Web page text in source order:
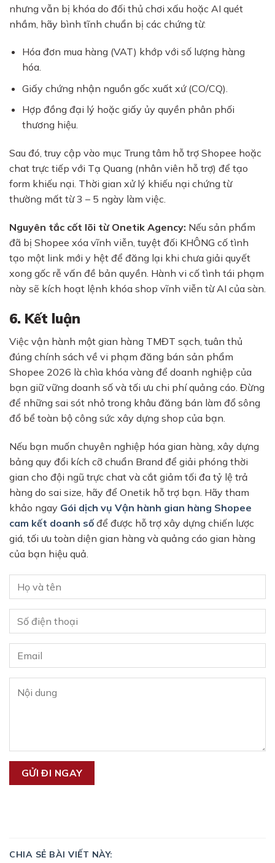
nhưng vẫn bị khóa do đối thủ chơi xấu hoặc AI quét
nhầm, hãy bình tĩnh chuẩn bị các chứng từ:
Hóa đơn mua hàng (VAT) khớp với số lượng hàng
hóa.
Giấy chứng nhận nguồn gốc xuất xứ (CO/CQ).
Hợp đồng đại lý hoặc giấy ủy quyền phân phối
thương hiệu.
Sau đó, truy cập vào mục Trung tâm hỗ trợ Shopee hoặc
chat trực tiếp với Tạ Quang (nhân viên hỗ trợ) để tạo
form khiếu nại. Thời gian xử lý khiếu nại chứng từ
thường mất từ 3 – 5 ngày làm việc.
Nguyên tắc cốt lõi từ Onetik Agency: Nếu sản phẩm
đã bị Shopee xóa vĩnh viễn, tuyệt đối KHÔNG cố tình
tạo một link mới y hệt để đăng lại khi chưa giải quyết
xong gốc rễ vấn đề bản quyền. Hành vi cố tình tái phạm
này sẽ kích hoạt lệnh khóa shop vĩnh viễn từ AI của sàn.
6. Kết luận
Việc vận hành một gian hàng TMĐT sạch, tuân thủ
đúng chính sách về vi phạm đăng bán sản phẩm
Shopee 2026 là chìa khóa vàng để doanh nghiệp của
bạn giữ vững doanh số và tối ưu chi phí quảng cáo. Đừng
để những sai sót nhỏ trong khâu đăng bán làm đổ sông
đổ bể toàn bộ công sức xây dựng shop của bạn.
Nếu bạn muốn chuyên nghiệp hóa gian hàng, xây dựng
bảng quy đổi kích cỡ chuẩn Brand để giải phóng thời
gian cho đội ngũ trực chat và cắt giảm tối đa tỷ lệ trả
hàng do sai size, hãy để Onetik hỗ trợ bạn. Hãy tham
khảo ngay Gói dịch vụ Vận hành gian hàng Shopee
cam kết doanh sốđể được hỗ trợ xây dựng chiến lược
giá, tối ưu toàn diện gian hàng và quảng cáo gian hàng
của bạn hiệu quả.
CHIA SẺ BÀI VIẾT NÀY: